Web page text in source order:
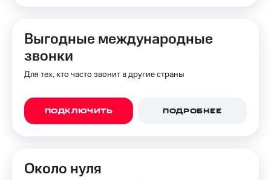
Выгодные международные
звонки
Для тех, кто часто звонит в другие страны
ПОДКЛЮЧИТЬ ПОДРОБНЕЕ
Около нуля